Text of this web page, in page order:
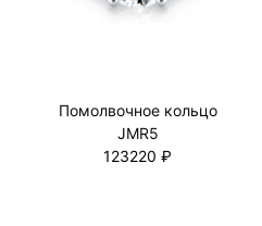
Помолвочное кольцо
JMR5
123220 ₽